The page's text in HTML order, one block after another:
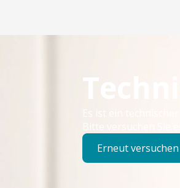
Es ist ein
Bitte versuchen Sie
Erneut versuchen